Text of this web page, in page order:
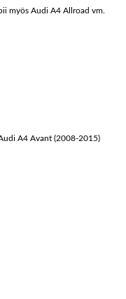
myös Audi A4 Allroad vm.
A4 Avant (2008-2015)